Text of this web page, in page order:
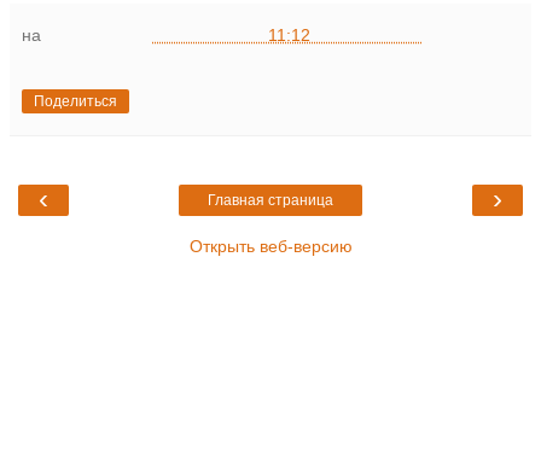
на 11:12
Поделиться
‹ ›
Главная страница
Открыть веб-версию